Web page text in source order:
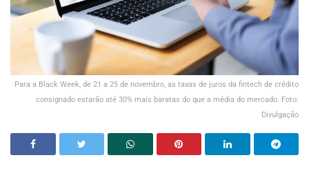
Para a Black Week, de 21 a 25 de novembro, as taxas de juros da fintech de crédito
consignado estarão até 30% mais baratas do que a média do mercado. Foto:
Divulgação